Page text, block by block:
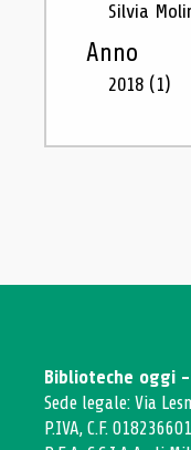
Silvia
Anno
2018 (1)
Biblioteche oggi -
Sede legale: Via
P.IVA, C.F.